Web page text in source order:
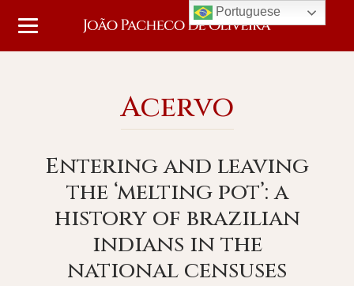
Acervo
Entering and leaving
the ‘melting pot’: a
history of brazilian
indians in the
national censuses
Portuguese